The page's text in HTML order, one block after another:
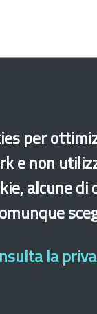
per
e non
alcune
la